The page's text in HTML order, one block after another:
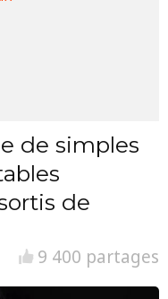
de simples
de
9 400 partages